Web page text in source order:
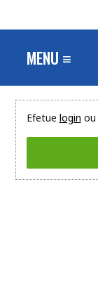
MENU ≡
Efetue login ou